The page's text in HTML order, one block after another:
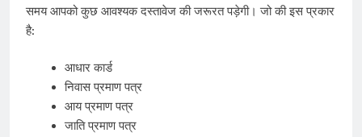
समय आपको कुछ आवश्यक दस्तावेज की जरूरत पड़ेगी। जो की इस प्रकार
है:
आधार कार्ड
निवास प्रमाण पत्र
आय प्रमाण पत्र
जाति प्रमाण पत्र